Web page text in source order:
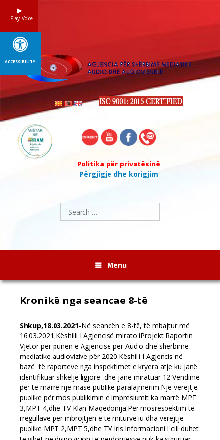
Politika për privatësinë
Përgjigje dhe korigjim
Search
for:
Menu
Kronikë nga seancae 8-të
Shkup,18.03.2021-Në seancën e 8-të, të mbajtur më
16.03.2021,Këshilli I Agjencisë mirato iProjekt Raportin
Vjetor për punën e Agjencisë për Audio dhe shërbime
mediatike audiovizive për 2020.Këshilli I Agjencis në
bazë të raporteve nga inspektimet e kryera atje ku janë
identifikuar shkelje ligjore dhe janë miratuar 12 Vendime
për të marrë një masë publike paralajmërim.Një vërejtje
publike për mos publikimin e impresiumit ka marrë MPT
3,MPT 4,dhe TV Klan Maqedonija.Për mosrespektim të
rregullave për mbrojtjen e të miturve iu dha vërejtje
publike MPT 2,MPT 5,dhe TV Iris.Informacioni I cili duhet
Play_Voice
ACCESSIBILITY